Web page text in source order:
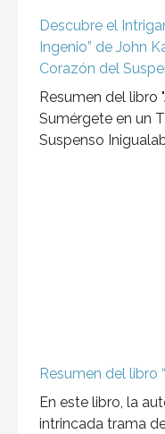
Descubre el
Ingenio” de John
Corazón del
Resumen del libro
Sumérgete en un
Suspenso
Resumen del libro
En este libro, la
intrincada trama